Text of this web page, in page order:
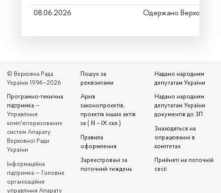
08.06.2026 Одержано Верховною
© Верховна Рада
України 1994—2026
Програмно-технічна
підтримка —
Управління
комп'ютеризованих
систем Апарату
Верховної Ради
України
Iнформаційна
підтримка — Головне
організаційне
управління Апарату
Пошук за
реквізитами
Архів
законопроєктів,
проєктів інших актів
за ( III – IX скл.)
Правила
оформлення
Зареєстровані за
поточний тиждень
Надано народним
депутатам України
Надано народним
депутатам України
документів до ЗП
Знаходяться на
опрацюванні в
комітетах
Прийняті на поточній
сесії